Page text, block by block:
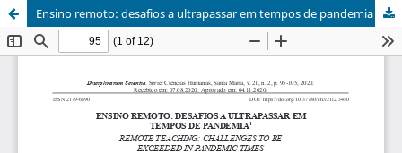
Ensino remoto: desafios a ultrapassar em tempos de pandemia